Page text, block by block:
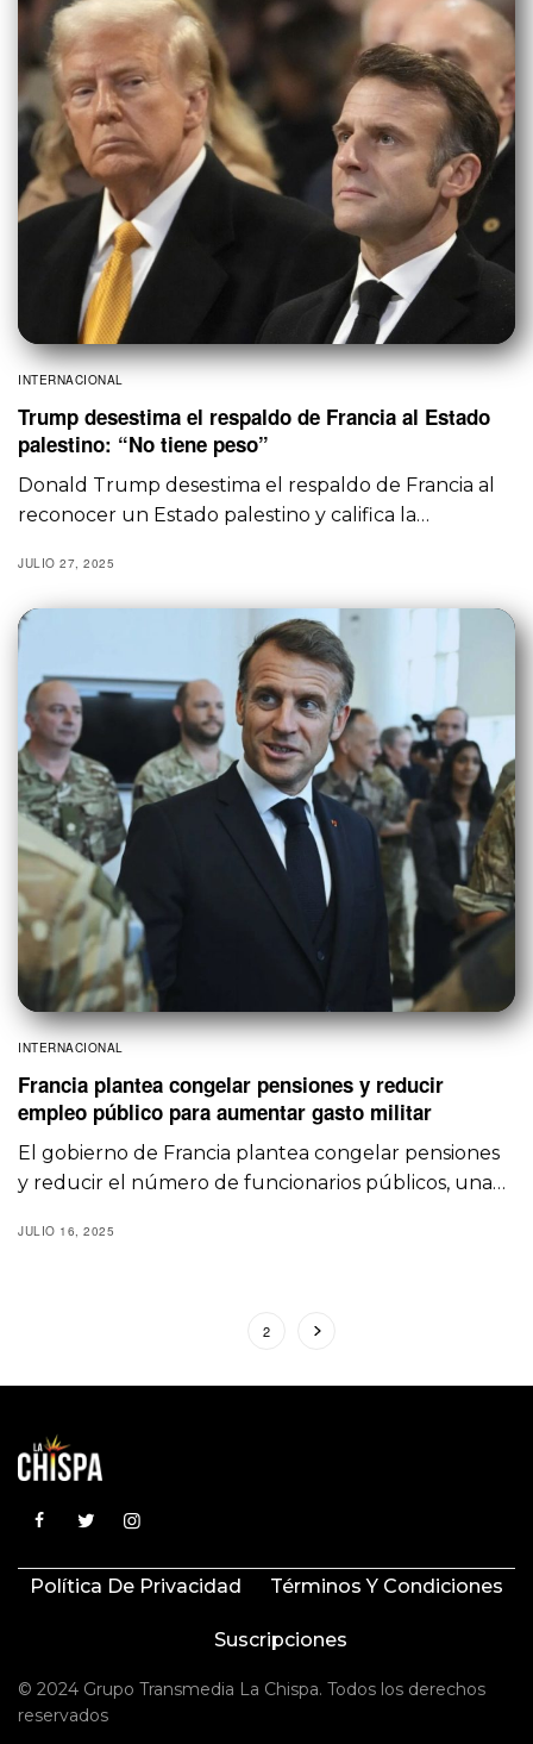
INTERNACIONAL
Trump desestima el respaldo de Francia al Estado
palestino: “No tiene peso”
Donald Trump desestima el respaldo de Francia al
reconocer un Estado palestino y califica la…
JULIO 27, 2025
INTERNACIONAL
Francia plantea congelar pensiones y reducir
empleo público para aumentar gasto militar
El gobierno de Francia plantea congelar pensiones
y reducir el número de funcionarios públicos, una…
JULIO 16, 2025
2
Política De Privacidad Términos Y Condiciones
Suscripciones
© 2024 Grupo Transmedia La Chispa. Todos los derechos
reservados